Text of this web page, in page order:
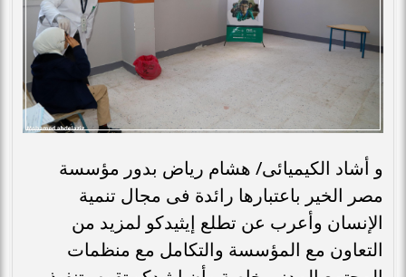
و أشاد الكيميائى/ هشام رياض بدور مؤسسة
مصر الخير باعتبارها رائدة فى مجال تنمية
الإنسان وأعرب عن تطلع إيثيدكو لمزيد من
التعاون مع المؤسسة والتكامل مع منظمات